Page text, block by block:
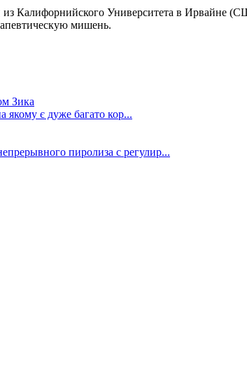
из Калифорнийского Университета в
мишень.
Зика
якому є дуже багато кор...
пиролиза с регулир...